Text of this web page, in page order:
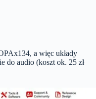
a więc układy
do audio (koszt ok. 25 zł